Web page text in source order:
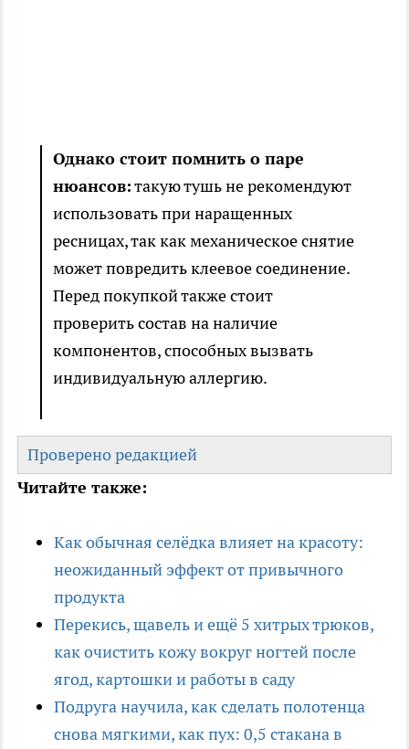
Однако стоит помнить о паре
нюансов:такую тушь не рекомендуют
использовать при наращенных
ресницах, так как механическое снятие
может повредить клеевое соединение.
Перед покупкой также стоит
проверить состав на наличие
компонентов, способных вызвать
индивидуальную аллергию.
Проверено редакцией
Читайте также:
Как обычная селёдка влияет на красоту:
неожиданный эффект от привычного
продукта
Перекись, щавель и ещё 5 хитрых трюков,
как очистить кожу вокруг ногтей после
ягод, картошки и работы в саду
Подруга научила, как сделать полотенца
снова мягкими, как пух: 0,5 стакана в